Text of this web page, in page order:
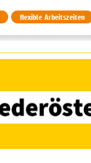
flexible Arbeitszeiten